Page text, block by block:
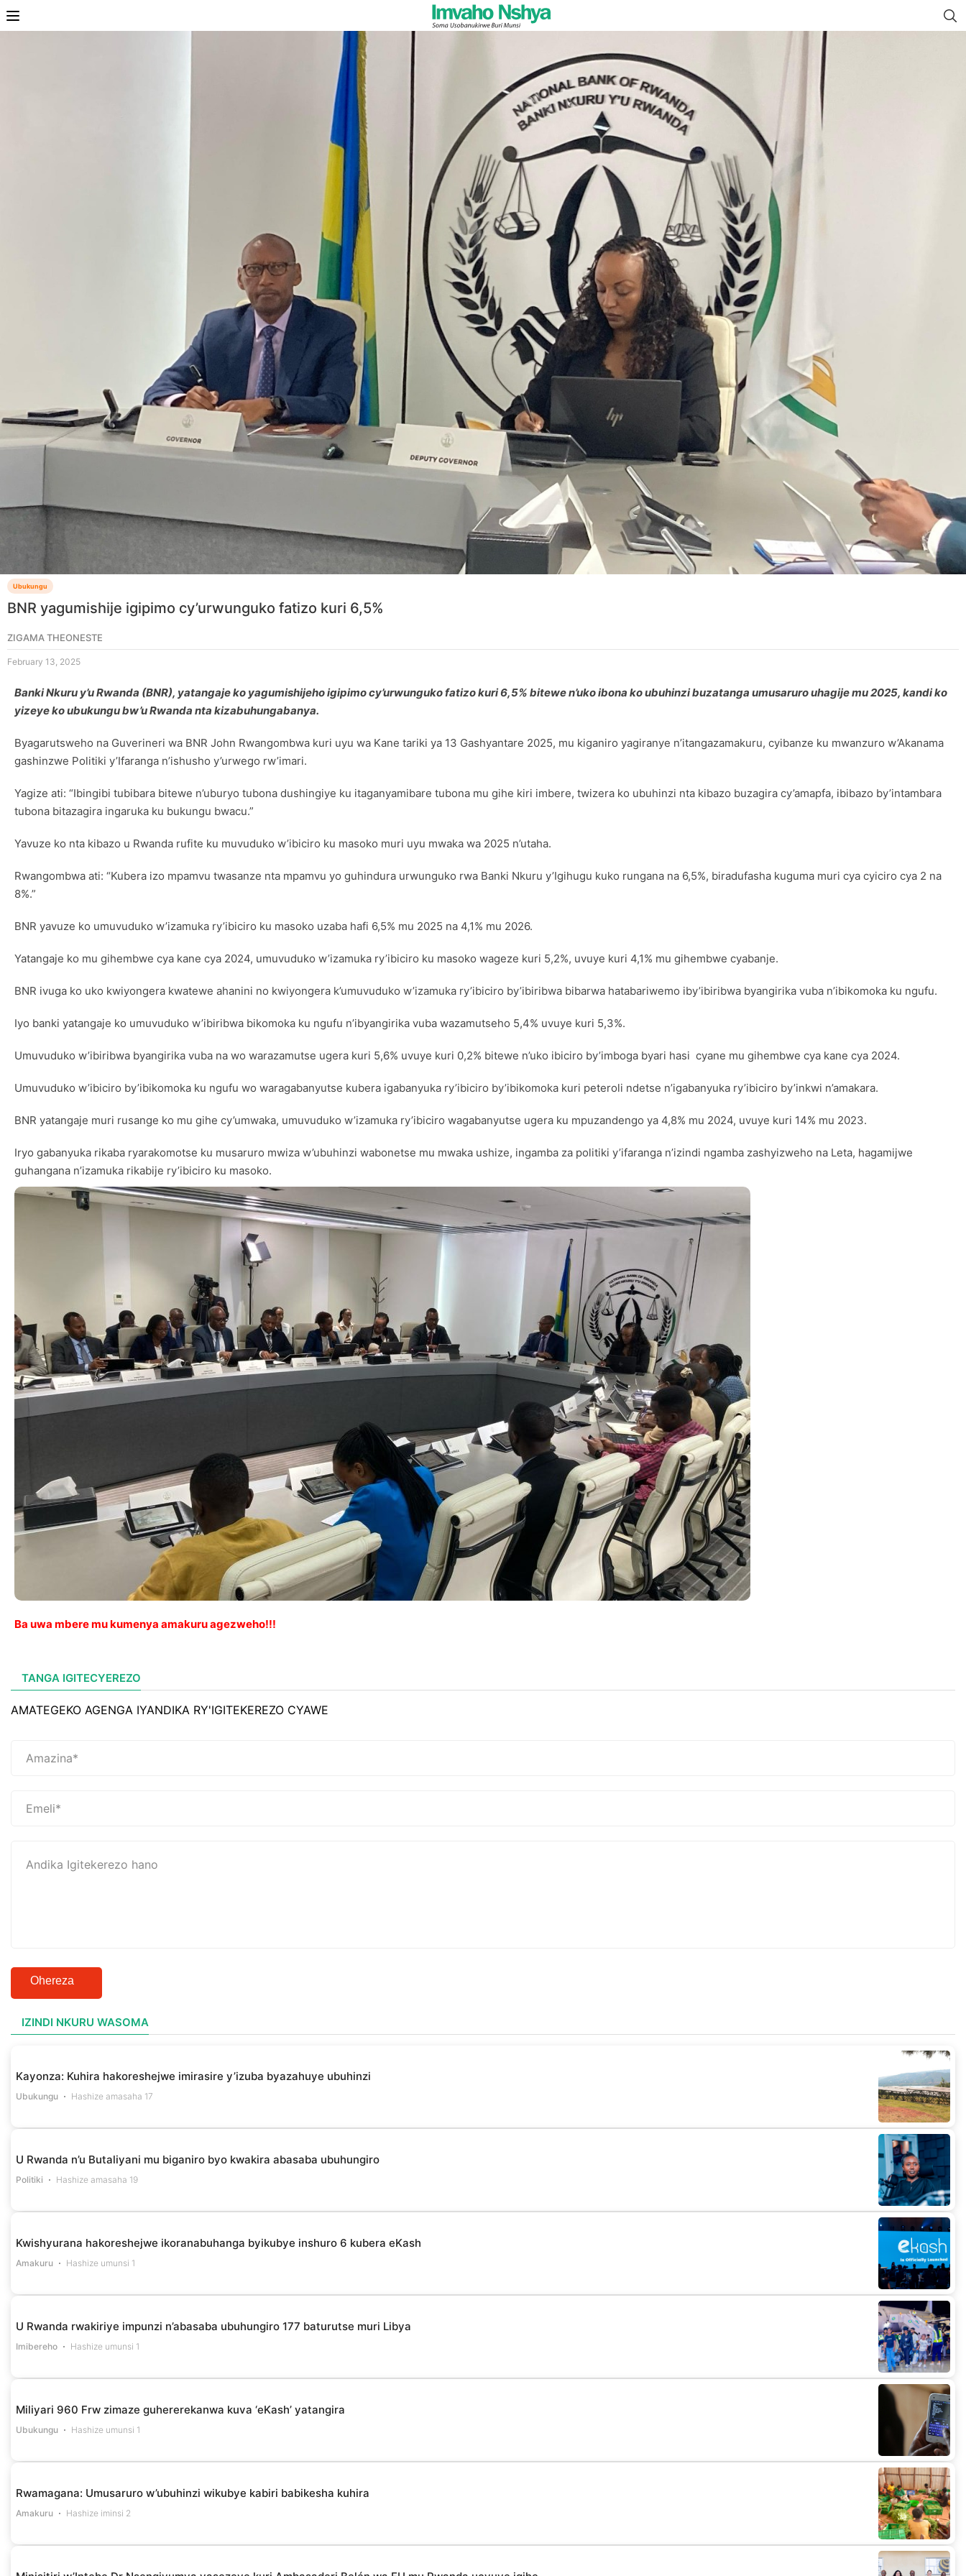
Ubukungu
BNR yagumishije igipimo cy’urwunguko fatizo kuri 6,5%
ZIGAMA THEONESTE
February 13, 2025
Banki Nkuru y’u Rwanda (BNR), yatangaje ko yagumishijeho igipimo cy’urwunguko fatizo kuri 6,5% bitewe n’uko ibona ko ubuhinzi buzatanga umusaruro uhagije mu 2025, kandi ko
yizeye ko ubukungu bw’u Rwanda nta kizabuhungabanya.
Byagarutsweho na Guverineri wa BNR John Rwangombwa kuri uyu wa Kane tariki ya 13 Gashyantare 2025, mu kiganiro yagiranye n’itangazamakuru, cyibanze ku mwanzuro w’Akanama
gashinzwe Politiki y’Ifaranga n’ishusho y’urwego rw’imari.
Yagize ati: “Ibingibi tubibara bitewe n’uburyo tubona dushingiye ku itaganyamibare tubona mu gihe kiri imbere, twizera ko ubuhinzi nta kibazo buzagira cy’amapfa, ibibazo by’intambara
tubona bitazagira ingaruka ku bukungu bwacu.”
Yavuze ko nta kibazo u Rwanda rufite ku muvuduko w’ibiciro ku masoko muri uyu mwaka wa 2025 n’utaha.
Rwangombwa ati: “Kubera izo mpamvu twasanze nta mpamvu yo guhindura urwunguko rwa Banki Nkuru y’Igihugu kuko rungana na 6,5%, biradufasha kuguma muri cya cyiciro cya 2 na
8%.”
BNR yavuze ko umuvuduko w’izamuka ry’ibiciro ku masoko uzaba hafi 6,5% mu 2025 na 4,1% mu 2026.
Yatangaje ko mu gihembwe cya kane cya 2024, umuvuduko w’izamuka ry’ibiciro ku masoko wageze kuri 5,2%, uvuye kuri 4,1% mu gihembwe cyabanje.
BNR ivuga ko uko kwiyongera kwatewe ahanini no kwiyongera k’umuvuduko w’izamuka ry’ibiciro by’ibiribwa bibarwa hatabariwemo iby’ibiribwa byangirika vuba n’ibikomoka ku ngufu.
Iyo banki yatangaje ko umuvuduko w’ibiribwa bikomoka ku ngufu n’ibyangirika vuba wazamutseho 5,4% uvuye kuri 5,3%.
Umuvuduko w’ibiribwa byangirika vuba na wo warazamutse ugera kuri 5,6% uvuye kuri 0,2% bitewe n’uko ibiciro by’imboga byari hasi cyane mu gihembwe cya kane cya 2024.
Umuvuduko w’ibiciro by’ibikomoka ku ngufu wo waragabanyutse kubera igabanyuka ry’ibiciro by’ibikomoka kuri peteroli ndetse n’igabanyuka ry’ibiciro by’inkwi n’amakara.
BNR yatangaje muri rusange ko mu gihe cy’umwaka, umuvuduko w’izamuka ry’ibiciro wagabanyutse ugera ku mpuzandengo ya 4,8% mu 2024, uvuye kuri 14% mu 2023.
Iryo gabanyuka rikaba ryarakomotse ku musaruro mwiza w’ubuhinzi wabonetse mu mwaka ushize, ingamba za politiki y’ifaranga n’izindi ngamba zashyizweho na Leta, hagamijwe
guhangana n’izamuka rikabije ry’ibiciro ku masoko.
Ba uwa mbere mu kumenya amakuru agezweho!!!
TANGA IGITECYEREZO
AMATEGEKO AGENGA IYANDIKA RY'IGITEKEREZO CYAWE
Ohereza
IZINDI NKURU WASOMA
Kayonza: Kuhira hakoreshejwe imirasire y’izuba byazahuye ubuhinzi
Ubukungu Hashize amasaha 17
U Rwanda n’u Butaliyani mu biganiro byo kwakira abasaba ubuhungiro
Politiki Hashize amasaha 19
Kwishyurana hakoreshejwe ikoranabuhanga byikubye inshuro 6 kubera eKash
Amakuru Hashize umunsi 1
U Rwanda rwakiriye impunzi n’abasaba ubuhungiro 177 baturutse muri Libya
Imibereho Hashize umunsi 1
Miliyari 960 Frw zimaze guhererekanwa kuva ‘eKash’ yatangira
Ubukungu Hashize umunsi 1
Rwamagana: Umusaruro w’ubuhinzi wikubye kabiri babikesha kuhira
Amakuru Hashize iminsi 2